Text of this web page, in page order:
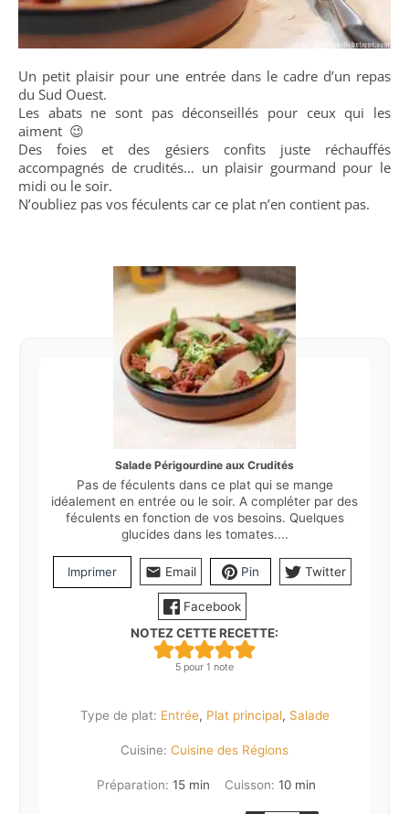
Un petit plaisir pour une entrée dans le cadre d’un repas
du Sud Ouest.
Les abats ne sont pas déconseillés pour ceux qui les
aiment 😉
Des foies et des gésiers confits juste réchauffés
accompagnés de crudités… un plaisir gourmand pour le
midi ou le soir.
N’oubliez pas vos féculents car ce plat n’en contient pas.
Salade Périgourdine aux Crudités
Pas de féculents dans ce plat qui se mange
idéalement en entrée ou le soir. A compléter par des
féculents en fonction de vos besoins. Quelques
glucides dans les tomates....
Imprimer Email Pin Twitter
Facebook
NOTEZ CETTE RECETTE:
5 pour 1 note
Type de plat: Entrée, Plat principal, Salade
Cuisine: Cuisine des Régions
Préparation: 15minutes
min Cuisson: 10minutes
min